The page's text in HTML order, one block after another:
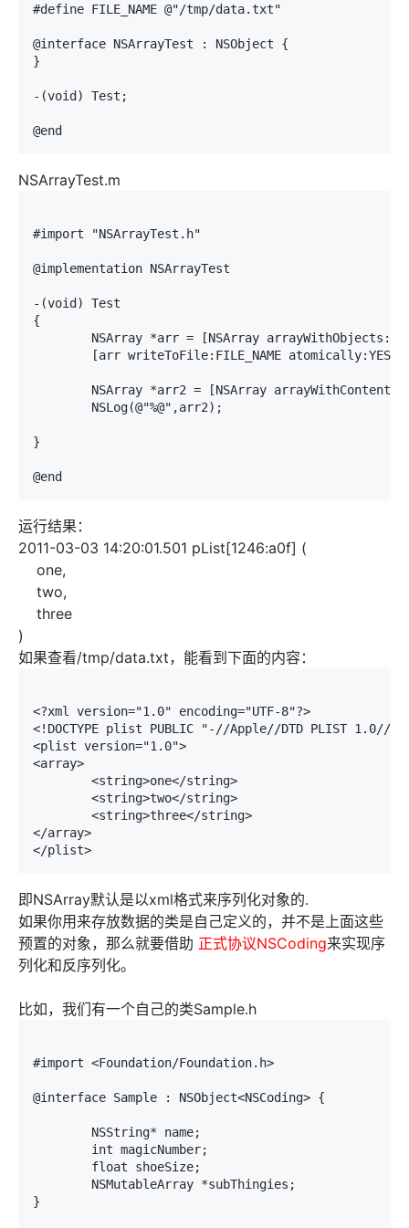
#define FILE_NAME @"/tmp/data.txt"
@interface NSArrayTest : NSObject {
}
-(void) Test;
NSArrayTest.m
#import "NSArrayTest.h"
@implementation NSArrayTest
-(void) Test
{
}
运行结果：
2011-03-03 14:20:01.501 pList[1246:a0f] (
one,
two,
three
)
如果查看/tmp/data.txt，能看到下面的内容：
<?xml version="1.0" encoding="UTF-8"?>
<!DOCTYPE plist PUBLIC "-//Apple//DTD PLIST 1.0//
<plist version="1.0">
<array>
</array>
即NSArray默认是以xml格式来序列化对象的.
如果你用来存放数据的类是自己定义的，并不是上面这些
预置的对象，那么就要借助 正式协议NSCoding来实现序
列化和反序列化。
比如，我们有一个自己的类Sample.h
#import <Foundation/Foundation.h>
@interface Sample : NSObject<NSCoding> {
}